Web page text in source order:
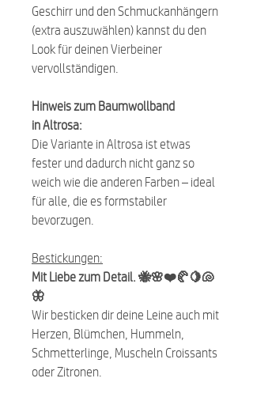
Geschirr und den Schmuckanhängern
(extra auszuwählen) kannst du den
Look für deinen Vierbeiner
vervollständigen.
Hinweis zum Baumwollband
in Altrosa:
Die Variante in Altrosa ist etwas
fester und dadurch nicht ganz so
weich wie die anderen Farben – ideal
für alle, die es formstabiler
bevorzugen.
Bestickungen:
Mit Liebe zum Detail. 🐝🌸❤️🥐🍋🐚
🦋
Wir besticken dir deine Leine auch mit
Herzen, Blümchen, Hummeln,
Schmetterlinge, Muscheln Croissants
oder Zitronen.